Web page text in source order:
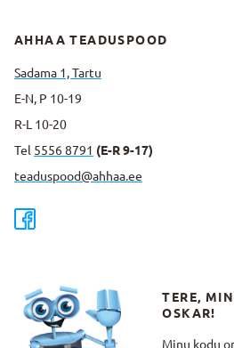
AHHAA TEADUSPOOD
Sadama 1, Tartu
E-N, P 10-19
R-L 10-20
Tel 5556 8791 (E-R 9-17)
teaduspood@ahhaa.ee
TERE,
OSKAR!
Minu kodu